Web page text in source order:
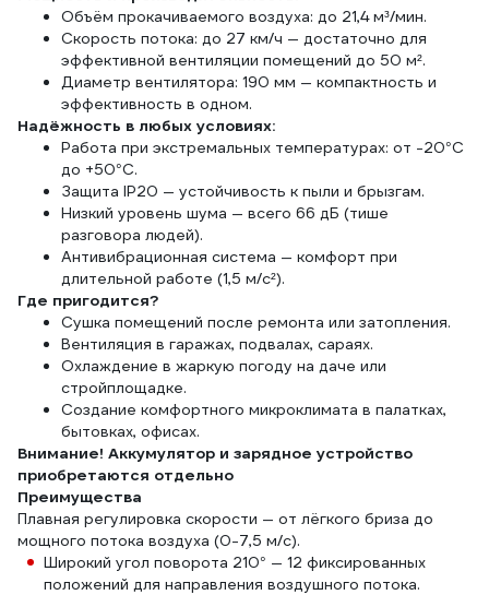
Объём прокачиваемого воздуха: до 21,4 м³/мин.
Скорость потока: до 27 км/ч — достаточно для
эффективной вентиляции помещений до 50 м².
Диаметр вентилятора: 190 мм — компактность и
эффективность в одном.
Надёжность в любых условиях:
Работа при экстремальных температурах: от -20°C
до +50°C.
Защита IP20 — устойчивость к пыли и брызгам.
Низкий уровень шума — всего 66 дБ (тише
разговора людей).
Антивибрационная система — комфорт при
длительной работе (1,5 м/с²).
Где пригодится?
Сушка помещений после ремонта или затопления.
Вентиляция в гаражах, подвалах, сараях.
Охлаждение в жаркую погоду на даче или
стройплощадке.
Создание комфортного микроклимата в палатках,
бытовках, офисах.
Внимание! Аккумулятор и зарядное устройство
приобретаются отдельно
Преимущества
Плавная регулировка скорости — от лёгкого бриза до
мощного потока воздуха (0-7,5 м/с).
Широкий угол поворота 210° — 12 фиксированных
положений для направления воздушного потока.